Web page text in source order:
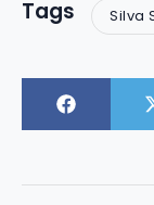
Tags Silva